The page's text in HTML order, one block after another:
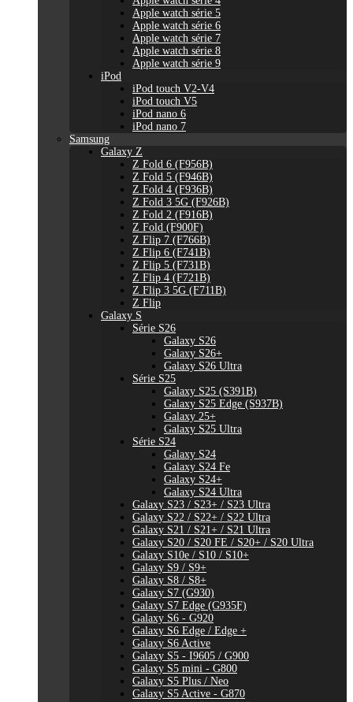
Apple watch série 5
Apple watch série 6
Apple watch série 7
Apple watch série 8
Apple watch série 9
iPod
iPod touch V2-V4
iPod touch V5
iPod nano 6
iPod nano 7
Samsung
Galaxy Z
Z Fold 6 (F956B)
Z Fold 5 (F946B)
Z Fold 4 (F936B)
Z Fold 3 5G (F926B)
Z Fold 2 (F916B)
Z Fold (F900F)
Z Flip 7 (F766B)
Z Flip 6 (F741B)
Z Flip 5 (F731B)
Z Flip 4 (F721B)
Z Flip 3 5G (F711B)
Z Flip
Galaxy S
Série S26
Galaxy S26
Galaxy S26+
Galaxy S26 Ultra
Série S25
Galaxy S25 (S391B)
Galaxy S25 Edge (S937B)
Galaxy 25+
Galaxy S25 Ultra
Série S24
Galaxy S24
Galaxy S24 Fe
Galaxy S24+
Galaxy S24 Ultra
Galaxy S23 / S23+ / S23 Ultra
Galaxy S22 / S22+ / S22 Ultra
Galaxy S21 / S21+ / S21 Ultra
Galaxy S20 / S20 FE / S20+ / S20 Ultra
Galaxy S10e / S10 / S10+
Galaxy S9 / S9+
Galaxy S8 / S8+
Galaxy S7 (G930)
Galaxy S7 Edge (G935F)
Galaxy S6 - G920
Galaxy S6 Edge / Edge +
Galaxy S6 Active
Galaxy S5 - I9605 / G900
Galaxy S5 mini - G800
Galaxy S5 Plus / Neo
Galaxy S5 Active - G870